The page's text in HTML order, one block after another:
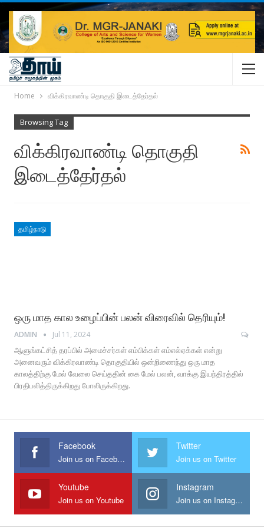
Home விக்கிரவாண்டி தொகுதி இடைத்தேர்தல்
Browsing Tag
விக்கிரவாண்டி தொகுதி
இடைத்தேர்தல்
தமிழ்நாடு
ஒரு மாத கால உழைப்பின் பலன் விரைவில் தெரியும்!
ADMIN Jul 11, 2024
ஆளுங்கட்சித் தரப்பில் அமைச்சர்கள் எம்பிக்கள் எம்எல்ஏக்கள் என்று
அனைவரும் விக்கிரவாண்டி தொகுதியில் ஒன்றிணைந்து ஒரு மாத
காலத்திற்கு மேல் வேலை செய்ததின் கை மேல் பலன், வாக்கு இயந்திரத்தில்
பிரதிபலித்திருக்கிறது போலிருக்கிறது.
Facebook
Join us on Facebook
Twitter
Join us on Twitter
Youtube
Join us on Youtube
Instagram
Join us on Instagram